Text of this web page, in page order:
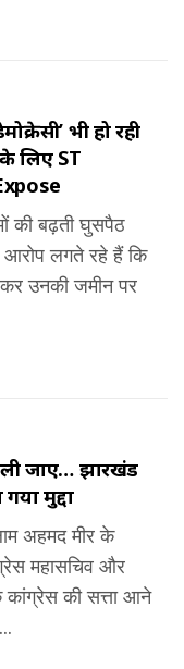
भी हो रही
लिए ST
की बढ़ती घुसपैठ
लगते रहे हैं कि
उनकी जमीन पर
जाए… झारखंड
मुद्दा
अहमद मीर के
महासचिव और
कांग्रेस की सत्ता आने